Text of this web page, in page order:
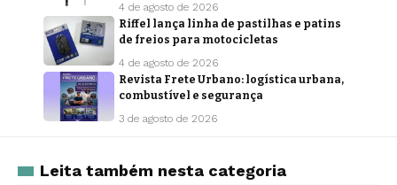
4 de agosto de 2026
Riffel lança linha de pastilhas e patins
de freios para motocicletas
4 de agosto de 2026
Revista Frete Urbano: logística urbana,
combustível e segurança
3 de agosto de 2026
Leita também nesta categoria